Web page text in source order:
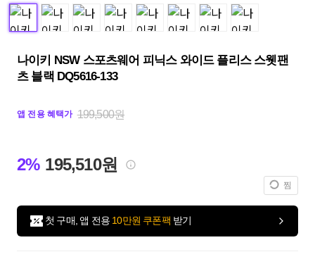
나이키 NSW 스포츠웨어 피닉스 와이드 플리스 스웻팬
츠 블랙 DQ5616-133
앱 전용 혜택가 199,500원
2% 195,510원
찜
첫 구매, 앱 전용 10만원 쿠폰팩 받기